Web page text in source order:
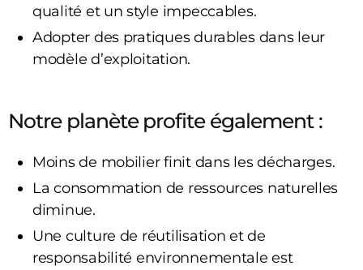
qualité et un style impeccables.
Adopter des pratiques durables dans leur
modèle d’exploitation.
Notre planète profite également :
Moins de mobilier finit dans les décharges.
La consommation de ressources naturelles
diminue.
Une culture de réutilisation et de
responsabilité environnementale est